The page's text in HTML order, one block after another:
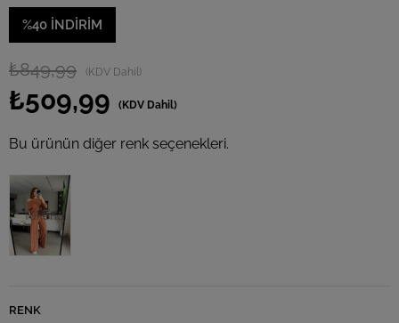
%40 İNDIRIM
₺849,99 (KDV Dahil)
₺509,99 (KDV Dahil)
Bu ürünün diğer renk seçenekleri.
Tükendi
RENK